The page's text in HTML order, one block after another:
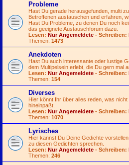
Probleme
Hast Du gerade herausgefunden, multi
Betroffenen austauschen und erfahren,
Hast Du Probleme, zu denen Du noch
das geeignete Austauschforum dazu.
Lesen: Nur Angemeldete - Schreiben:
Themen: 1473
Anekdoten
Hast Du auch interessante oder lustige
dem Multipelsein erlebt, die Du gern mal
Lesen: Nur Angemeldete - Schreiben:
Themen: 154
Diverses
Hier könnt Ihr über alles reden, was
hineinpaßt.
Lesen: Nur Angemeldete - Schreiben:
Themen: 1070
Lyrisches
Hier kannst Du Deine Gedichte
zu diesen Gedichten sprechen.
Lesen: Nur Angemeldete - Schreiben:
Themen: 246